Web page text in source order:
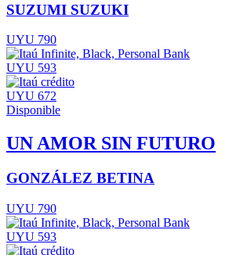
SUZUMI SUZUKI
UYU 790
UYU 593
UYU 672
Disponible
UN AMOR SIN FUTURO
GONZÁLEZ BETINA
UYU 790
UYU 593